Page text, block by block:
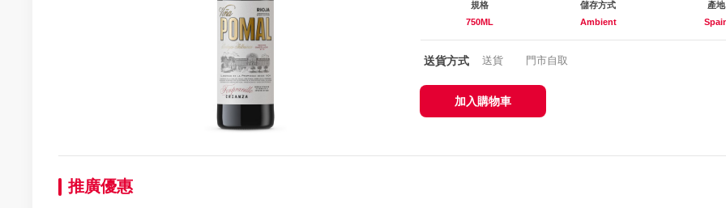
規格
750ML
儲存方式
Ambient
產地
送貨方式 送貨 門市自取
加入購物車
推廣優惠